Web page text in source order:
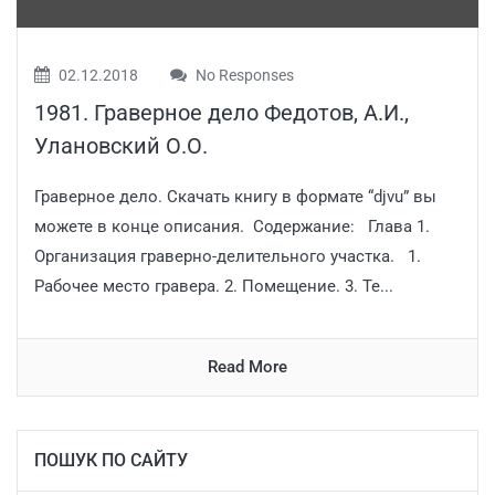
02.12.2018 No Responses
1981. Граверное дело Федотов, А.И.,
Улановский О.О.
Граверное дело. Скачать книгу в формате “djvu” вы
можете в конце описания. Содержание: Глава 1.
Организация граверно-делительного участка. 1.
Рабочее место гравера. 2. Помещение. 3. Те...
Read More
ПОШУК ПО САЙТУ